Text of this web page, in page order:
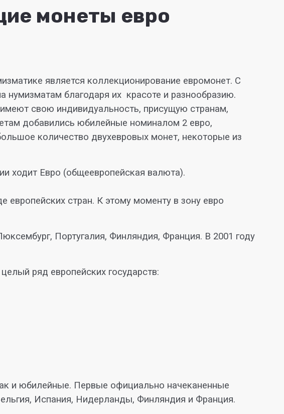
монеты евро
является коллекционирование евромонет. С
нумизматам благодаря их красоте и разнообразию.
свою индивидуальность, присущую странам,
добавились юбилейные номиналом 2 евро,
количество двухевровых монет, некоторые из
ходит Евро (общеевропейская валюта).
стран. К этому моменту в зону евро
Португалия, Финляндия, Франция. В 2001 году
ряд европейских государств:
и юбилейные. Первые официально начеканенные
Испания, Нидерланды, Финляндия и Франция.